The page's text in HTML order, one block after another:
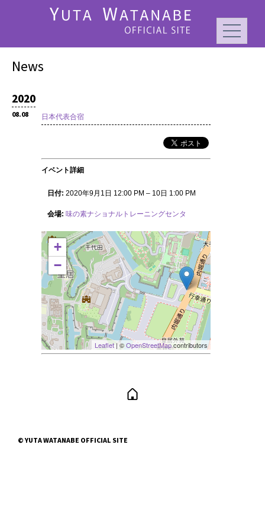
News
2020
08.08 日本代表合宿
イベント詳細
日付: 2020年9月1日 12:00 PM – 10日 1:00 PM
会場: 味の素ナショナルトレーニングセンタ
+
−
Leaflet| ©OpenStreetMapcontributors
© YUTA WATANABE OFFICIAL SITE